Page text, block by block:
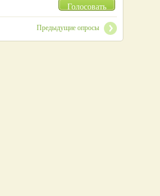
Голосовать
Предыдущие опросы